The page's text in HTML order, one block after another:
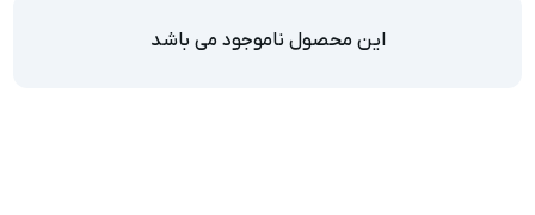
این محصول ناموجود می باشد